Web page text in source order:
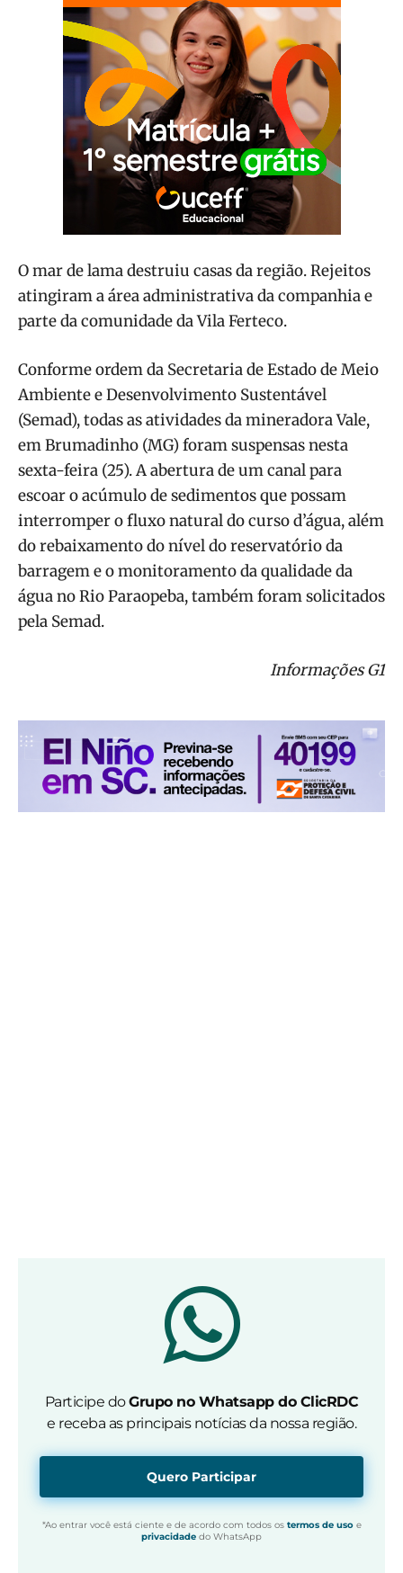
O mar de lama destruiu casas da região. Rejeitos
atingiram a área administrativa da companhia e
parte da comunidade da Vila Ferteco.
Conforme ordem da Secretaria de Estado de Meio
Ambiente e Desenvolvimento Sustentável
(Semad), todas as atividades da mineradora Vale,
em Brumadinho (MG) foram suspensas nesta
sexta-feira (25). A abertura de um canal para
escoar o acúmulo de sedimentos que possam
interromper o fluxo natural do curso d’água, além
do rebaixamento do nível do reservatório da
barragem e o monitoramento da qualidade da
água no Rio Paraopeba, também foram solicitados
pela Semad.
Informações G1
Participe doGrupo no Whatsapp do ClicRDC
e receba as principais notícias da nossa região.
Quero Participar
*Ao entrar você está ciente e de acordo com todos os termos de usoe
privacidade do WhatsApp